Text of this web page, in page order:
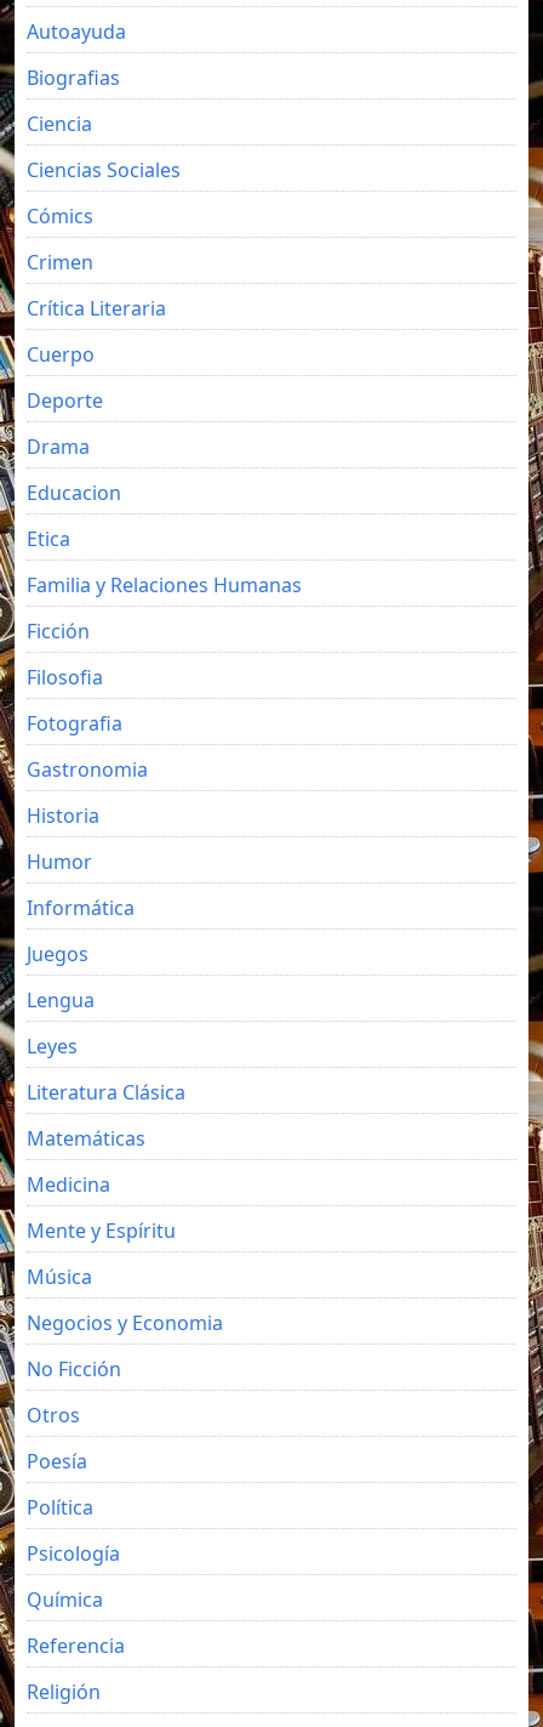
Autoayuda
Biografias
Ciencia
Ciencias Sociales
Cómics
Crimen
Crítica Literaria
Cuerpo
Deporte
Drama
Educacion
Etica
Familia y Relaciones Humanas
Ficción
Filosofia
Fotografia
Gastronomia
Historia
Humor
Informática
Juegos
Lengua
Leyes
Literatura Clásica
Matemáticas
Medicina
Mente y Espíritu
Música
Negocios y Economia
No Ficción
Otros
Poesía
Política
Psicología
Química
Referencia
Religión